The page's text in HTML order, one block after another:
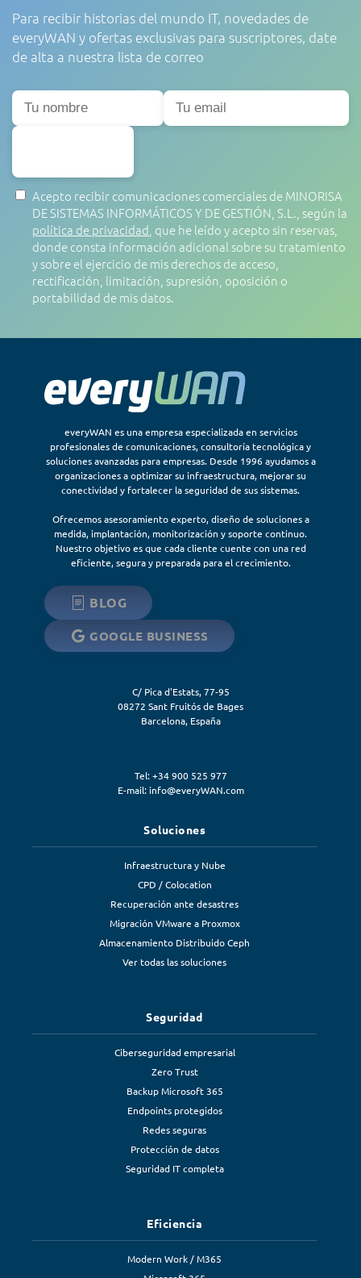
Para recibir historias del mundo IT, novedades de
everyWAN y ofertas exclusivas para suscriptores, date
de alta a nuestra lista de correo
Acepto recibir comunicaciones comerciales de MINORISA
DE SISTEMAS INFORMÁTICOS Y DE GESTIÓN, S.L., según la
política de privacidad , que he leído y acepto sin reservas,
donde consta información adicional sobre su tratamiento
y sobre el ejercicio de mis derechos de acceso,
rectificación, limitación, supresión, oposición o
portabilidad de mis datos.
everyWAN es una empresa especializada en servicios
profesionales de comunicaciones, consultoría tecnológica y
soluciones avanzadas para empresas. Desde 1996 ayudamos a
organizaciones a optimizar su infraestructura, mejorar su
conectividad y fortalecer la seguridad de sus sistemas.
Ofrecemos asesoramiento experto, diseño de soluciones a
medida, implantación, monitorización y soporte continuo.
Nuestro objetivo es que cada cliente cuente con una red
eficiente, segura y preparada para el crecimiento.
BLOG
GOOGLE BUSINESS
C/ Pica d'Estats, 77-95
08272 Sant Fruitós de Bages
Barcelona, España
Tel: +34 900 525 977
E-mail: info@everyWAN.com
Soluciones
Infraestructura y Nube
CPD / Colocation
Recuperación ante desastres
Migración VMware a Proxmox
Almacenamiento Distribuido Ceph
Ver todas las soluciones
Seguridad
Ciberseguridad empresarial
Zero Trust
Backup Microsoft 365
Endpoints protegidos
Redes seguras
Protección de datos
Seguridad IT completa
Eficiencia
Modern Work / M365